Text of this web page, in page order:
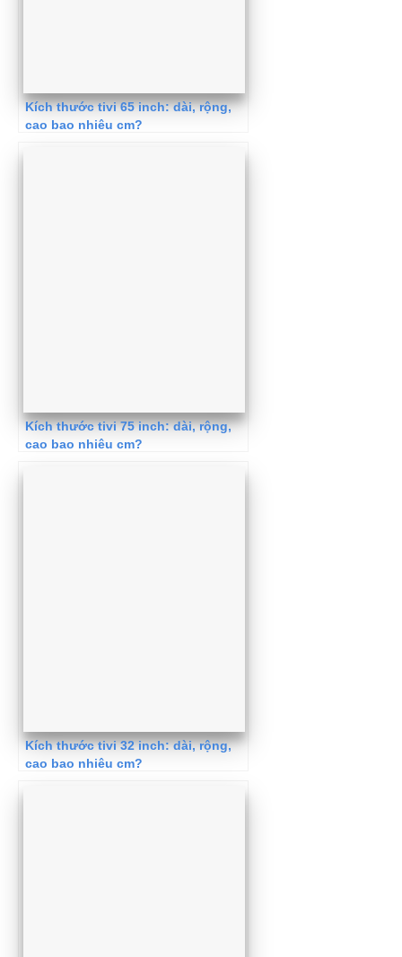
Kích thước tivi 65 inch: dài, rộng,
cao bao nhiêu cm?
Kích thước tivi 75 inch: dài, rộng,
cao bao nhiêu cm?
Kích thước tivi 32 inch: dài, rộng,
cao bao nhiêu cm?